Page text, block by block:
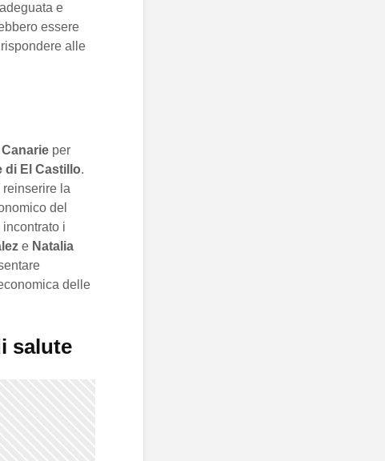
e
essere
alle
per
di El Castillo.
la
del
i
e Natalia
delle
salute